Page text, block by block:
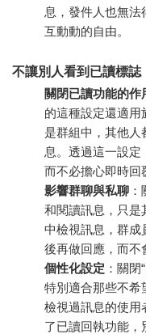
息，發件人也無法
互動動的自由。
不讓別人看到已讀標誌
關閉已讀功能的作
的這種設定還適用
是群組中，其他
息。透過這一設定
而不必擔心即時回
影響群聊與私聊
和閱讀訊息，只是
中檢視訊息，群成
後再做回應，而不
個性化設定 ：關
特別適合那些不希
檢視過訊息的使用
了已讀回執功能